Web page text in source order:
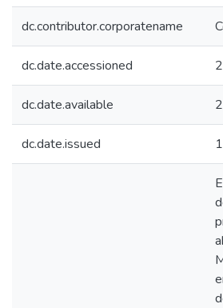
dc.contributor.corporatename
dc.date.accessioned
dc.date.available
dc.date.issued